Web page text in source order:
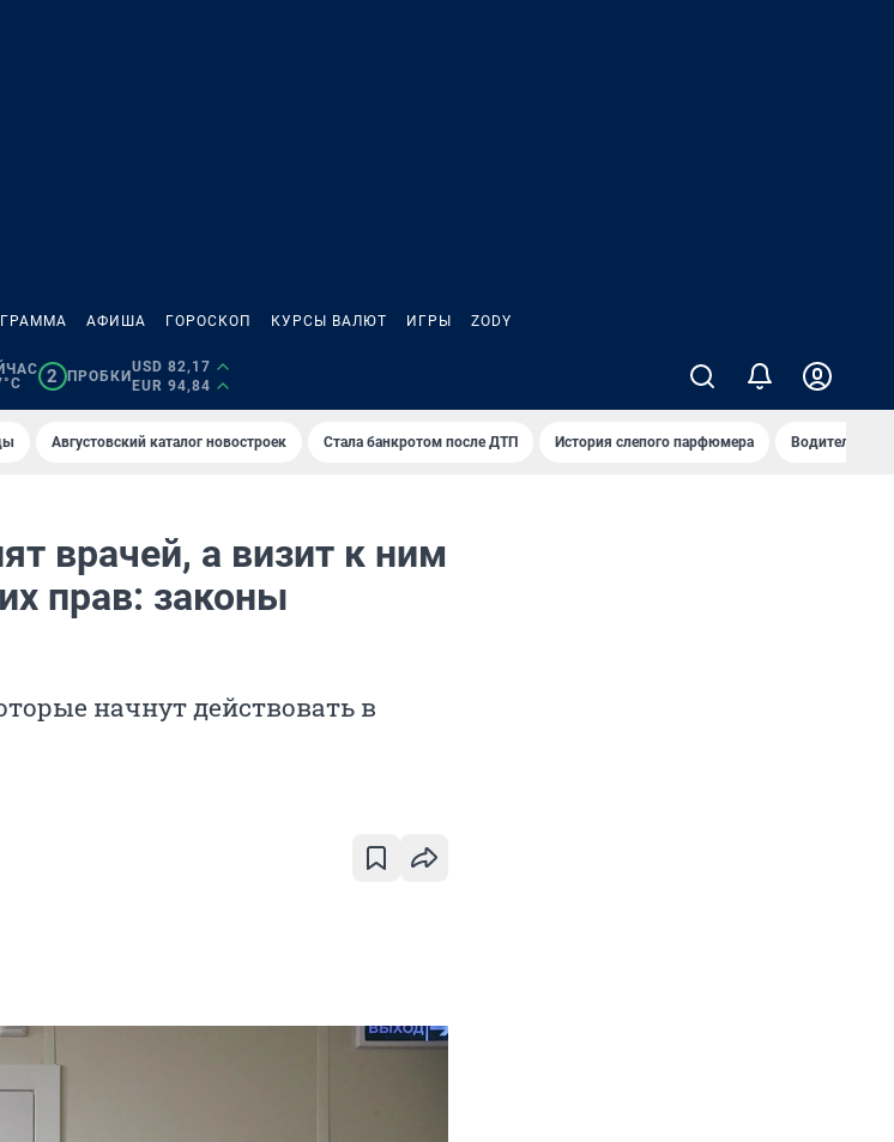
АФИША ГОРОСКОП КУРСЫ ВАЛЮТ ИГРЫ ZODY
2 ПРОБКИ
USD 82,17
EUR 94,84
Августовский каталог новостроек Стала банкротом после ДТП История слепого парфюмера Водители
врачей, а визит к ним
прав: законы
начнут действовать в